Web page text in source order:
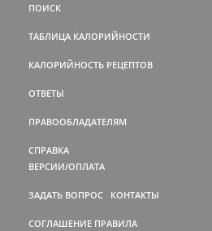
ПОИСК
ТАБЛИЦА КАЛОРИЙНОСТИ
КАЛОРИЙНОСТЬ РЕЦЕПТОВ
ОТВЕТЫ
ПРАВООБЛАДАТЕЛЯМ
СПРАВКА
ВЕРСИИ/ОПЛАТА
ЗАДАТЬ ВОПРОС КОНТАКТЫ
СОГЛАШЕНИЕ ПРАВИЛА